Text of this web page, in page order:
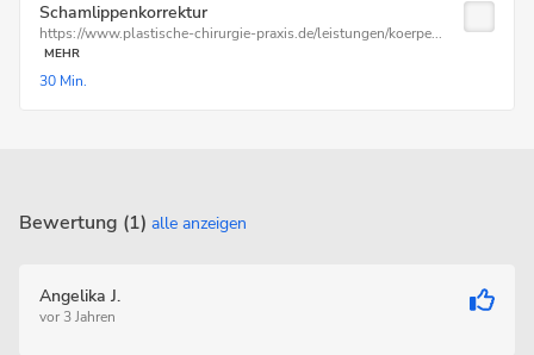
Schamlippenkorrektur
https://www.plastische-chirurgie-praxis.de/leistungen/koerpe...
MEHR
30 Min.
Bewertung (1) alle anzeigen
Angelika J.
vor 3 Jahren